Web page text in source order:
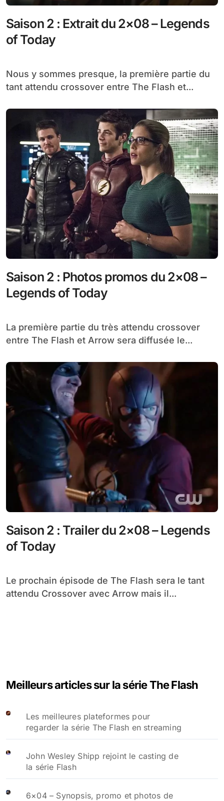
Saison 2 : Extrait du 2×08 – Legends
of Today
Nous y sommes presque, la première partie du
tant attendu crossover entre The Flash et...
Saison 2 : Photos promos du 2×08 –
Legends of Today
La première partie du très attendu crossover
entre The Flash et Arrow sera diffusée le...
Saison 2 : Trailer du 2×08 – Legends
of Today
Le prochain épisode de The Flash sera le tant
attendu Crossover avec Arrow mais il...
Meilleurs articles sur la série The Flash
Les meilleures plateformes pour
regarder la série The Flash en streaming
John Wesley Shipp rejoint le casting de
la série Flash
6×04 – Synopsis, promo et photos de